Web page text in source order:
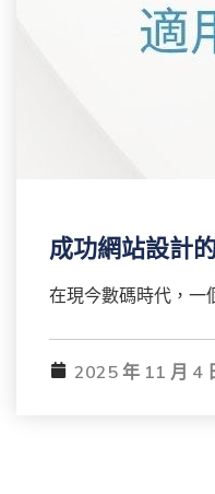
成功網站設計
在現今數碼時代，一
2025 年 11 月 4